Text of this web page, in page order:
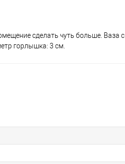
сделать чуть больше. Ваза с
горлышка: 3 см.